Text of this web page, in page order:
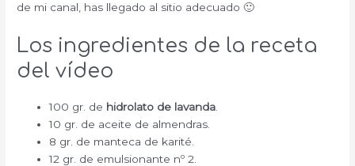
de mi canal, has llegado al sitio adecuado 🙂
Los ingredientes de la receta
del vídeo
100 gr. de hidrolato de lavanda
10 gr. de aceite de almendras.
8 gr. de manteca de karité.
12 gr. de emulsionante nº 2.